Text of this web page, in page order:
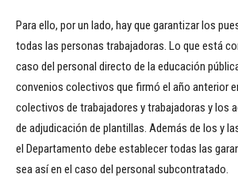
Para ello, por un lado, hay que garantizar los
todas las personas trabajadoras. Lo que está
caso del personal directo de la educación
convenios colectivos que firmó el año anterior
colectivos de trabajadores y trabajadoras y los
de adjudicación de plantillas. Además de los y
el Departamento debe establecer todas las
sea así en el caso del personal subcontratado.